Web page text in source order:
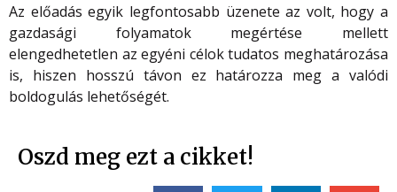
Az előadás egyik legfontosabb üzenete az volt, hogy a
gazdasági folyamatok megértése mellett
elengedhetetlen az egyéni célok tudatos meghatározása
is, hiszen hosszú távon ez határozza meg a valódi
boldogulás lehetőségét.
Oszd meg ezt a cikket!